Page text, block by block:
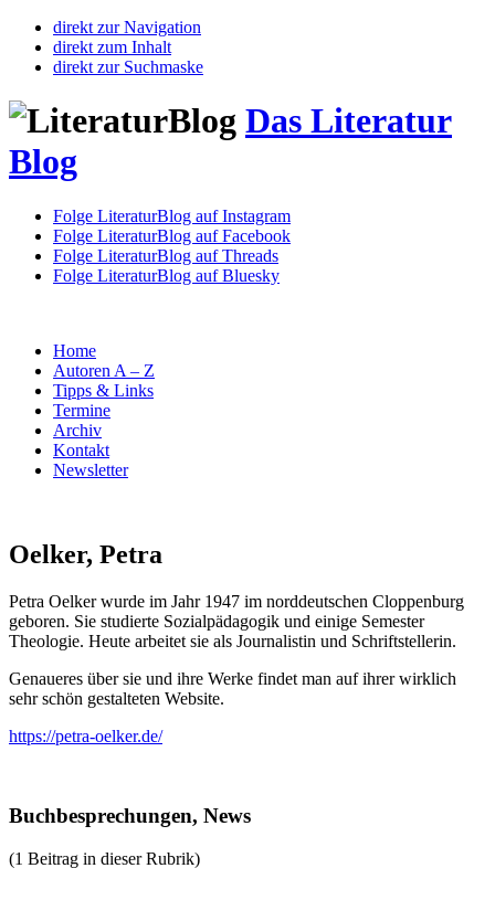
direkt zur Navigation
direkt zum Inhalt
direkt zur Suchmaske
Das Literatur
Blog
Folge LiteraturBlog auf Instagram
Folge LiteraturBlog auf Facebook
Folge LiteraturBlog auf Threads
Folge LiteraturBlog auf Bluesky
Home
Autoren A – Z
Tipps & Links
Termine
Archiv
Kontakt
Newsletter
Oelker, Petra
Petra Oelker wurde im Jahr 1947 im norddeutschen Cloppenburg
geboren. Sie studierte Sozialpädagogik und einige Semester
Theologie. Heute arbeitet sie als Journalistin und Schriftstellerin.
Genaueres über sie und ihre Werke findet man auf ihrer wirklich
sehr schön gestalteten Website.
https://petra-oelker.de/
Buchbesprechungen, News
(1 Beitrag in dieser Rubrik)